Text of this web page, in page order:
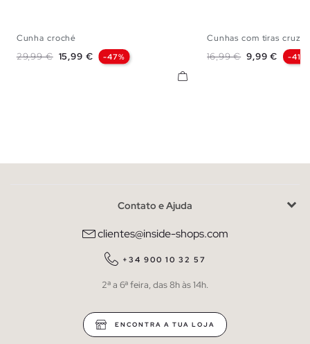
Cunha croché
Preço normal
29,99 € Preço
15,99 € -47%
Cunhas com tiras
Preço normal
16,99 € Preço
9,99 € -41%
Contato e Ajuda
clientes@inside-shops.com
+34 900 10 32 57
2ª a 6ª feira, das 8h às 14h.
ENCONTRA A TUA LOJA